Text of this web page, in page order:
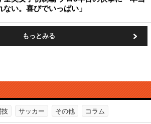
ない。喜びでいっぱい」
もっとみる
技 サッカー その他 コラム